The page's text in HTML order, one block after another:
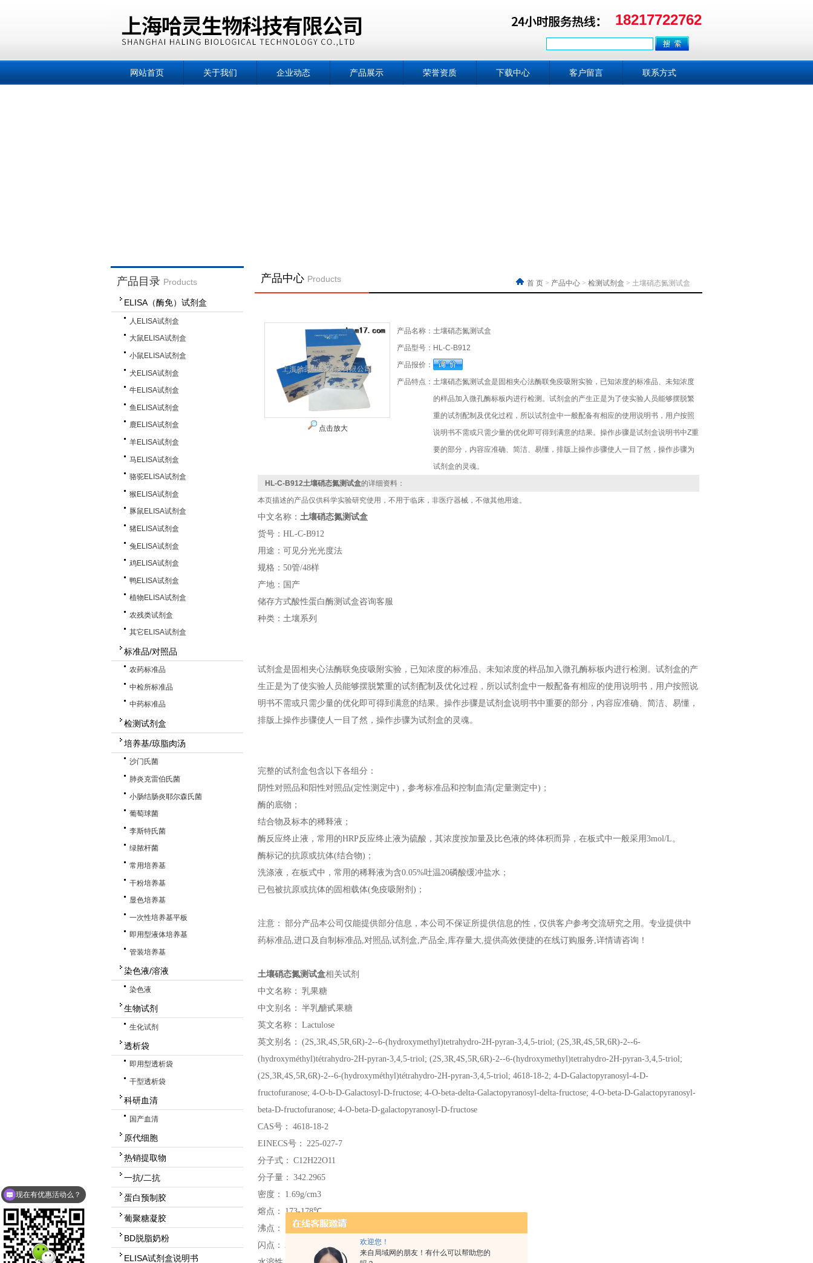
欢迎您！
来自局域网的朋友！有什么可以帮助您的
18217722762
网站首页 关于我们 企业动态 产品展示 荣誉资质 下载中心 客户留言 联系方式
产品目录 Products
ELISA（酶免）试剂盒
人ELISA试剂盒
大鼠ELISA试剂盒
小鼠ELISA试剂盒
犬ELISA试剂盒
牛ELISA试剂盒
鱼ELISA试剂盒
鹿ELISA试剂盒
羊ELISA试剂盒
马ELISA试剂盒
骆驼ELISA试剂盒
猴ELISA试剂盒
豚鼠ELISA试剂盒
猪ELISA试剂盒
兔ELISA试剂盒
鸡ELISA试剂盒
鸭ELISA试剂盒
植物ELISA试剂盒
农残类试剂盒
其它ELISA试剂盒
标准品/对照品
农药标准品
中检所标准品
中药标准品
检测试剂盒
培养基/琼脂肉汤
沙门氏菌
肺炎克雷伯氏菌
小肠结肠炎耶尔森氏菌
葡萄球菌
李斯特氏菌
绿脓杆菌
常用培养基
干粉培养基
显色培养基
一次性培养基平板
即用型液体培养基
管装培养基
染色液/溶液
染色液
生物试剂
生化试剂
透析袋
即用型透析袋
干型透析袋
科研血清
国产血清
原代细胞
热销提取物
一抗/二抗
蛋白预制胶
葡聚糖凝胶
BD脱脂奶粉
ELISA试剂盒说明书
产品中心 Products 首 页 > 产品中心 > 检测试剂盒 > 土壤硝态氮测试盒
点击放大
产品名称： 土壤硝态氮测试盒
产品型号： HL-C-B912
产品报价：
产品特点： 土壤硝态氮测试盒是固相夹心法酶联免疫吸附实验，已知浓度的标准品、未知浓度
的样品加入微孔酶标板内进行检测。试剂盒的产生正是为了使实验人员能够摆脱繁
重的试剂配制及优化过程，所以试剂盒中一般配备有相应的使用说明书，用户按照
说明书不需或只需少量的优化即可得到满意的结果。操作步骤是试剂盒说明书中Z重
要的部分，内容应准确、简洁、易懂，排版上操作步骤使人一目了然，操作步骤为
试剂盒的灵魂。
HL-C-B912土壤硝态氮测试盒的详细资料：
本页描述的产品仅供科学实验研究使用，不用于临床，非医疗器械，不做其他用途。
中文名称 ： 土壤硝态氮测试盒
货号：HL-C-B912
用途：可见分光光度法
规格：50管/48样
产地：国产
储存方式酸性蛋白酶测试盒咨询客服
种类：土壤系列
试剂盒是固相夹心法酶联免疫吸附实验，已知浓度的标准品、未知浓度的样品加入微孔酶标板内进行检测。试剂盒的产
生正是为了使实验人员能够摆脱繁重的试剂配制及优化过程，所以试剂盒中一般配备有相应的使用说明书，用户按照说
明书不需或只需少量的优化即可得到满意的结果。操作步骤是试剂盒说明书中重要的部分，内容应准确、简洁、易懂，
排版上操作步骤使人一目了然，操作步骤为试剂盒的灵魂。
完整的试剂盒包含以下各组分：
阴性对照品和阳性对照品(定性测定中)，参考标准品和控制血清(定量测定中)；
酶的底物；
结合物及标本的稀释液；
酶反应终止液，常用的HRP反应终止液为硫酸，其浓度按加量及比色液的终体积而异，在板式中一般采用3mol/L。
酶标记的抗原或抗体(结合物)；
洗涤液，在板式中，常用的稀释液为含0.05%吐温20磷酸缓冲盐水；
已包被抗原或抗体的固相载体(免疫吸附剂)；
注意： 部分产品本公司 仅能提供部分信息， 本公司 不保证所提供信息的性，仅供客户参考交流研究之用 。 专业提供中
药标准品,进口及自制标准品,对照品,试剂盒,产品全,库存量大,提供高效便捷的在线订购服务,详情请咨询 ！
土壤硝态氮测试盒相关试剂
中文名称： 乳果糖
中文别名： 半乳醣甙果糖
英文名称： Lactulose
英文别名： (2S,3R,4S,5R,6R)-2--6-(hydroxymethyl)tetrahydro-2H-pyran-3,4,5-triol; (2S,3R,4S,5R,6R)-2--6-
(hydroxyméthyl)tétrahydro-2H-pyran-3,4,5-triol; (2S,3R,4S,5R,6R)-2--6-(hydroxymethyl)tetrahydro-2H-pyran-3,4,5-triol;
(2S,3R,4S,5R,6R)-2--6-(hydroxyméthyl)tétrahydro-2H-pyran-3,4,5-triol; 4618-18-2; 4-D-Galactopyranosyl-4-D-
fructofuranose; 4-O-b-D-Galactosyl-D-fructose; 4-O-beta-delta-Galactopyranosyl-delta-fructose; 4-O-beta-D-Galactopyranosyl-
beta-D-fructofuranose; 4-O-beta-D-galactopyranosyl-D-fructose
CAS号： 4618-18-2
EINECS号： 225-027-7
分子式： C12H22O11
分子量： 342.2965
密度：
1.69g/cm3
熔点：
173-178℃
沸点：
783.2°C at 760 mmHg
闪点： 291.9°C
现在有优惠活动么？